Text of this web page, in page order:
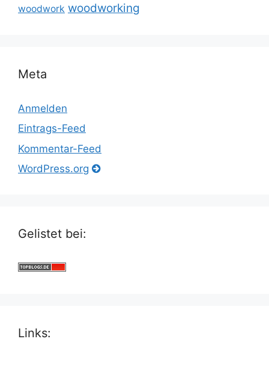
woodwork woodworking
Meta
Anmelden
Eintrags-Feed
Kommentar-Feed
WordPress.org
Gelistet bei:
Links: